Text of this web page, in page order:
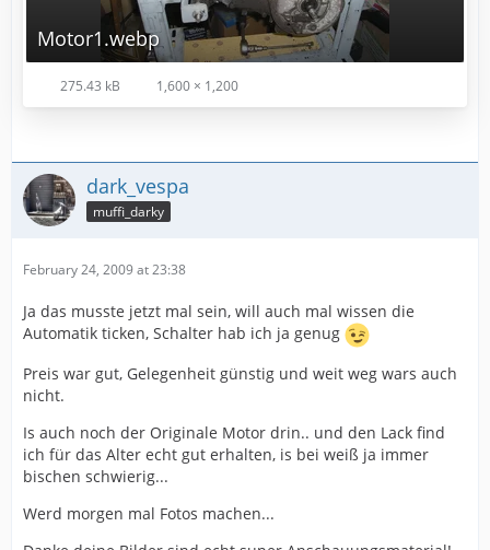
Motor1.webp
275.43 kB 1,600 × 1,200
dark_vespa
muffi_darky
February 24, 2009 at 23:38
Ja das musste jetzt mal sein, will auch mal wissen die
Automatik ticken, Schalter hab ich ja genug
Preis war gut, Gelegenheit günstig und weit weg wars auch
nicht.
Is auch noch der Originale Motor drin.. und den Lack find
ich für das Alter echt gut erhalten, is bei weiß ja immer
bischen schwierig...
Werd morgen mal Fotos machen...